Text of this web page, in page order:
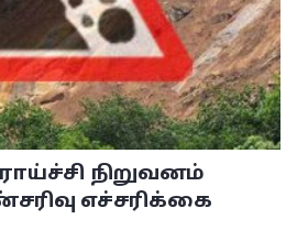
நிறுவனம்
எச்சரிக்கை